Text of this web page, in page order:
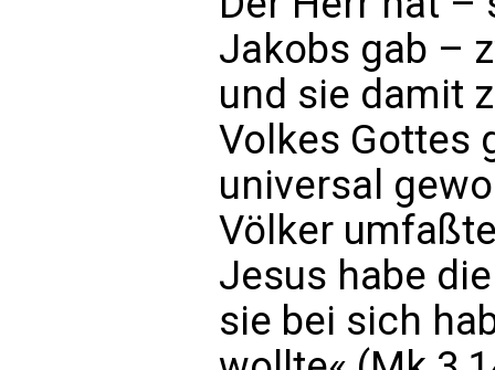
Jakobs gab –
und sie damit
Volkes Gottes
universal
Völker
Jesus habe
sie bei sich